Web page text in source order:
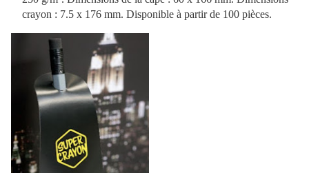
crayon : 7.5 x 176 mm. Disponible à partir de 100 pièces.